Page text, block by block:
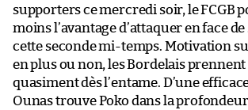
supporters ce mercredi soir, le FCGB
moins l’avantage d’attaquer en face de
cette seconde mi-temps. Motivation
en plus ou non, les Bordelais prennent
quasiment dès l’entame. D’une
Ounas trouve Poko dans la